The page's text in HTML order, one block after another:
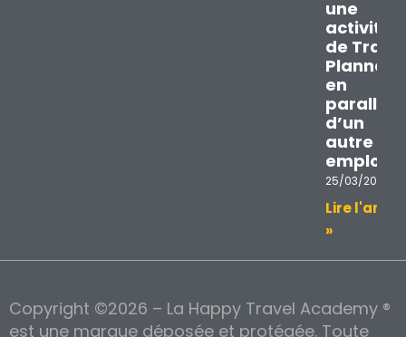
une
activité
de Travel
Planner
en
parallèle
d’un
autre
emploi ?
25/03/2026
Lire
»
Copyright ©2026 – La Happy Travel Academy ®
est une marque déposée et protégée. Toute